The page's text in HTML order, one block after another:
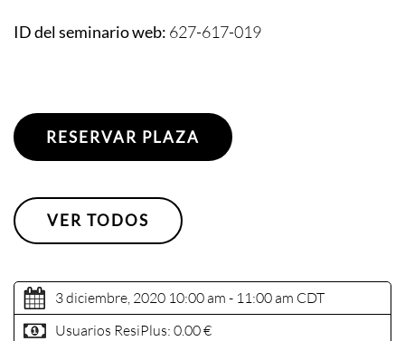
ID del seminario web: 627-617-019
RESERVAR PLAZA
VER TODOS
3 diciembre, 2020 10:00 am - 11:00 am CDT
Usuarios ResiPlus: 0.00 €